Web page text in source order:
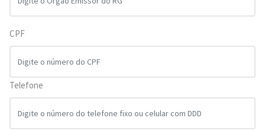
CPF
Telefone